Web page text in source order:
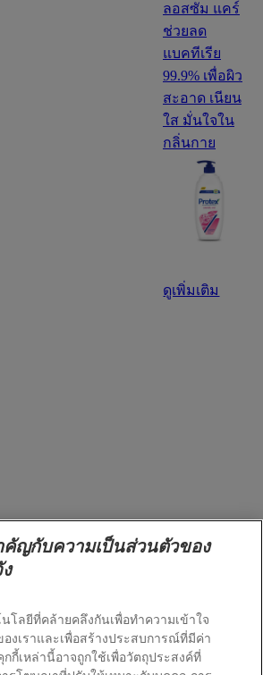
ลอสซัม แคร์
ช่วยลด
แบคทีเรีย
99.9% เพื่อผิว
สะอาด เนียน
ใส มั่นใจใน
กลิ่นกาย
ดูเพิ่มเติม
ยน
ณ
สาร
คัญกับความเป็นส่วนตัวของ
โลยีที่คล้ายคลึงกันเพื่อทำความเข้าใจ
งเราและเพื่อสร้างประสบการณ์ที่มีค่า
เหล่านี้อาจถูกใช้เพื่อวัตถุประสงค์ที่